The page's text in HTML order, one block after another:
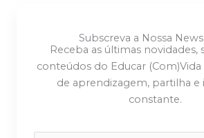
Subscreva a Nossa
Receba as últimas novidades,
conteúdos do Educar
de aprendizagem, partilha e
constante.